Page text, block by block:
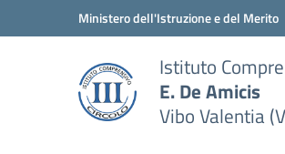
Vai ai contenuti
Vai al menu di navigazioneMinistero dell'Istruzione e del Merito
Istituto
E. De Amicis
Vibo Valentia